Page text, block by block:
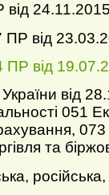
від
від
від
051
та